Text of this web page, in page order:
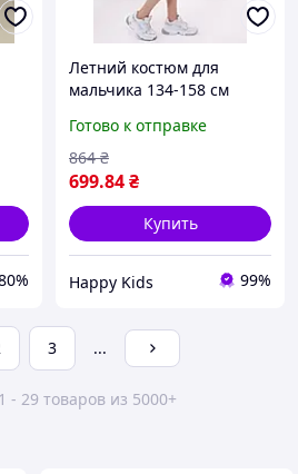
Летний костюм для
мальчика 134-158 см
шорты + футболка Турция
Готово к отправке
699.84₴
864 ₴
Купить
Happy Kids 99%
3 ...
- 29 товаров из 5000+